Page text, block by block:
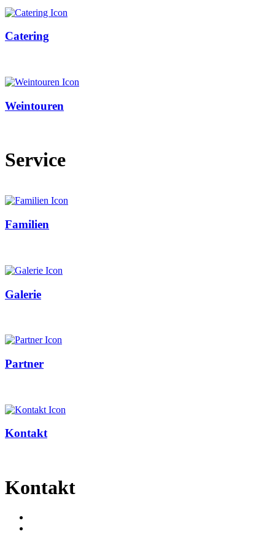
Catering
Weintouren
Service
Familien
Galerie
Partner
Kontakt
Kontakt